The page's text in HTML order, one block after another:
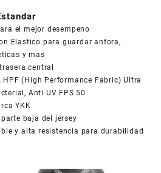
el mejor desempeno
Elastico para guardar anfora,
y mas
central
HPF (High Performance Fabric) Ultra
Anti UV FPS 50
YKK
baja del jersey
y alta resistencia para durabilidad
COPIAR CÓDIGO